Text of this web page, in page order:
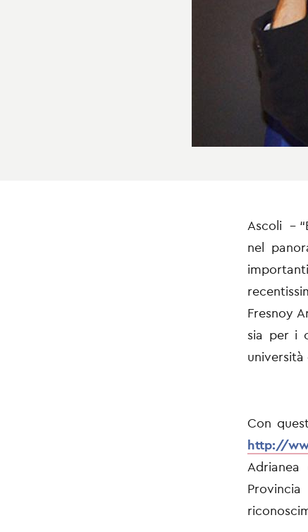
Ascoli -
nel
Fresnoy
sia per i
università
Con
http://